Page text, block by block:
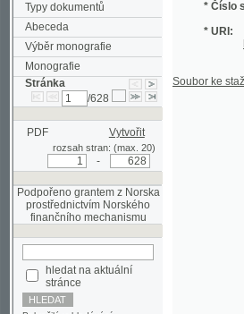
Abeceda
Výběr monografie
Monografie
Stránka
/628
PDF Vytvořit
rozsah stran: (max. 20)
Podpořeno grantem z Norska
prostřednictvím Norského
finančního mechanismu
stránce
Pokročilé vyhledávání
Soubor ke stažení